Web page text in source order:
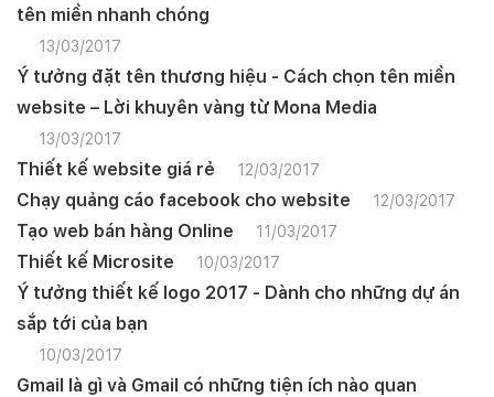
tên miền nhanh chóng
13/03/2017
Ý tưởng đặt tên thương hiệu - Cách chọn tên miền
website – Lời khuyên vàng từ Mona Media
13/03/2017
Thiết kế website giá rẻ 12/03/2017
Chạy quảng cáo facebook cho website 12/03/2017
Tạo web bán hàng Online 11/03/2017
Thiết kế Microsite 10/03/2017
Ý tưởng thiết kế logo 2017 - Dành cho những dự án
sắp tới của bạn
10/03/2017
Gmail là gì và Gmail có những tiện ích nào quan